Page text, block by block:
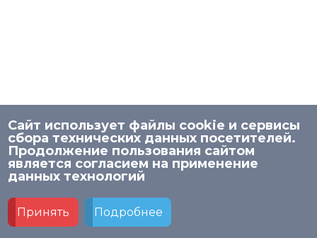
© 2026 НИСО
Политика в отношении обработки персональных
данных в МАУ ДПО «НИСО»
Сайт использует файлы cookie и сервисы
сбора технических данных посетителей.
Продолжение пользования сайтом
является согласием на применение
данных технологий
Принять Подробнее